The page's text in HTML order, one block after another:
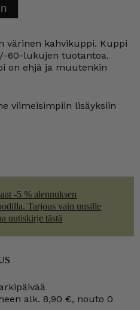
värinen kahvikuppi. Kuppi
60-lukujen tuotantoa.
on ehjä ja muutenkin
viimeisimpiin lisäyksiin
-5 % alennuksen
Tarjous vain uusille
uutiskirje tästä
alk. 8,90 €, nouto 0